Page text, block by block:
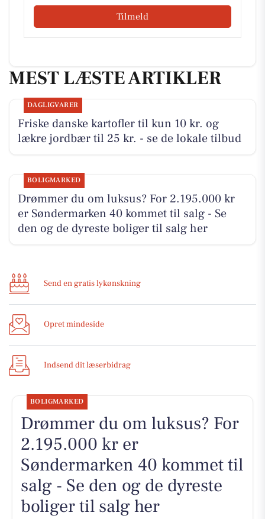
Tilmeld
MEST LÆSTE ARTIKLER
DAGLIGVARER
Friske danske kartofler til kun 10 kr. og
lækre jordbær til 25 kr. - se de lokale tilbud
BOLIGMARKED
Drømmer du om luksus? For 2.195.000 kr
er Søndermarken 40 kommet til salg - Se
den og de dyreste boliger til salg her
Send en gratis lykønskning
Opret mindeside
Indsend dit læserbidrag
BOLIGMARKED
Drømmer du om luksus? For
2.195.000 kr er
Søndermarken 40 kommet til
salg - Se den og de dyreste
boliger til salg her